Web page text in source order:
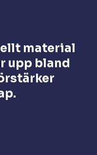
material
upp bland